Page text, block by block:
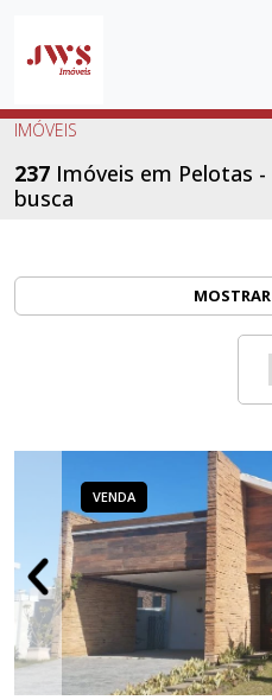
COMPRAR
LANÇAMENTOS
IMÓVEIS
237 Imóveis em Pelotas
busca
VENDA